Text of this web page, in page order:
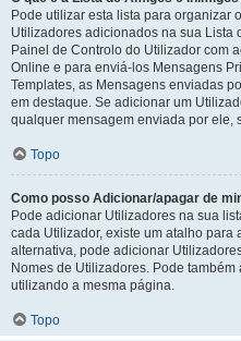
Pode utilizar esta lista para organizar
Utilizadores adicionados na sua Lista
Painel de Controlo do Utilizador com
Online e para enviá-los Mensagens
Templates, as Mensagens enviadas
em destaque. Se adicionar um
qualquer mensagem enviada por ele,
Topo
Como posso Adicionar/apagar de
Pode adicionar Utilizadores na sua
cada Utilizador, existe um atalho
alternativa, pode adicionar
Nomes de Utilizadores. Pode
utilizando a mesma página.
Topo